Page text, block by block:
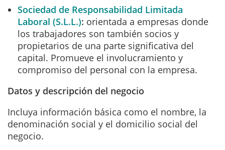
Sociedad de Responsabilidad Limitada
Laboral (S.L.L.): orientada a empresas donde
los trabajadores son también socios y
propietarios de una parte significativa del
capital. Promueve el involucramiento y
compromiso del personal con la empresa.
Datos y descripción del negocio
Incluya información básica como el nombre, la
denominación social y el domicilio social del
negocio.